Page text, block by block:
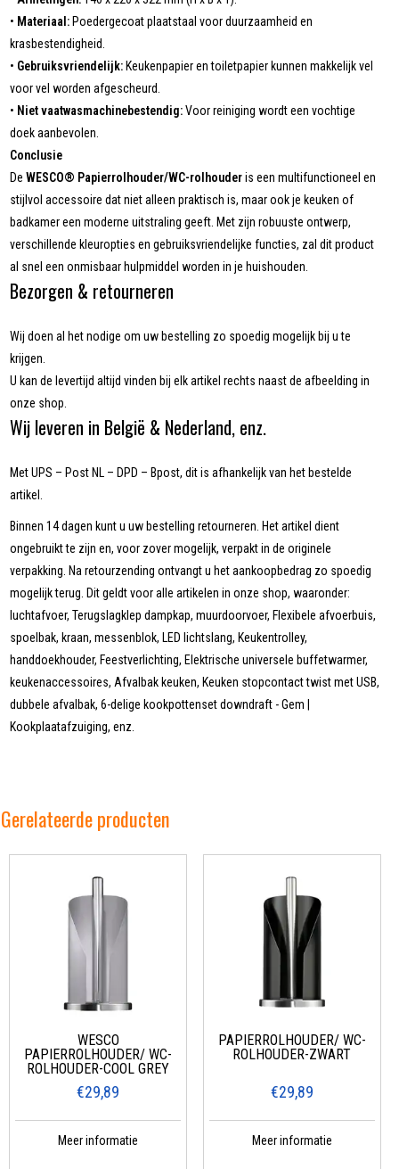
• Materiaal: Poedergecoat plaatstaal voor duurzaamheid en
krasbestendigheid.
• Gebruiksvriendelijk: Keukenpapier en toiletpapier kunnen makkelijk vel
voor vel worden afgescheurd.
• Niet vaatwasmachinebestendig:Voor reiniging wordt een vochtige
doek aanbevolen.
Conclusie
DeWESCO® Papierrolhouder/WC-rolhouderis een multifunctioneel en
stijlvol accessoire dat niet alleen praktisch is, maar ook je keuken of
badkamer een moderne uitstraling geeft. Met zijn robuuste ontwerp,
verschillende kleuropties en gebruiksvriendelijke functies, zal dit product
al snel een onmisbaar hulpmiddel worden in je huishouden.
Bezorgen & retourneren
Wij doen al het nodige om uw bestelling zo spoedig mogelijk bij u te
krijgen.
U kan de levertijd altijd vinden bij elk artikel rechts naast de afbeelding in
onze shop.
Wij leveren in België & Nederland, enz.
Met UPS – Post NL – DPD – Bpost, dit is afhankelijk van het bestelde
artikel.
Binnen 14 dagen kunt u uw bestelling retourneren. Het artikel dient
ongebruikt te zijn en, voor zover mogelijk, verpakt in de originele
verpakking. Na retourzending ontvangt u het aankoopbedrag zo spoedig
mogelijk terug. Dit geldt voor alle artikelen in onze shop, waaronder:
luchtafvoer, Terugslagklep dampkap, muurdoorvoer, Flexibele afvoerbuis,
spoelbak, kraan, messenblok, LED lichtslang, Keukentrolley,
handdoekhouder, Feestverlichting, Elektrische universele buffetwarmer,
keukenaccessoires, Afvalbak keuken, Keuken stopcontact twist met USB,
dubbele afvalbak, 6-delige kookpottenset downdraft - Gem |
Kookplaatafzuiging, enz.
Gerelateerde producten
WESCO
PAPIERROLHOUDER/ WC-
ROLHOUDER-COOL GREY
€29,89
Meer informatie
PAPIERROLHOUDER/ WC-
ROLHOUDER-ZWART
€29,89
Meer informatie